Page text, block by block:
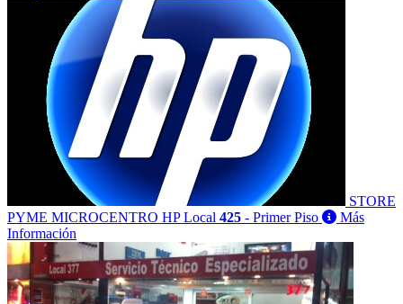
STORE
PYME MICROCENTRO HP Local 425 - Primer Piso
Más
Información